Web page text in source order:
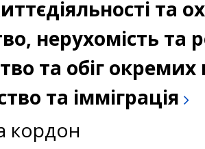
та
нерухомість та
та обіг окремих
та імміграція
кордон